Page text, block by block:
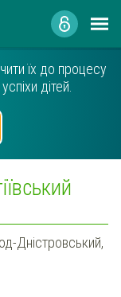
їх до процесу
дітей.
Дністровський,